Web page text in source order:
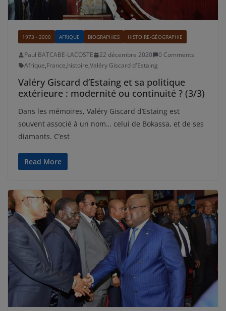
1973 - 2000 AFRIQUE BIOGRAPHIES HISTOIRE-GÉOGRAPHIE
Paul BATCABE-LACOSTE 22 décembre 2020
0 Comments
Afrique,France,histoire,Valéry Giscard d'Estaing
Valéry Giscard d’Estaing et sa politique
extérieure : modernité ou continuité ? (3/3)
Dans les mémoires, Valéry Giscard d’Estaing est
souvent associé à un nom… celui de Bokassa, et de ses
diamants. C’est
Read More